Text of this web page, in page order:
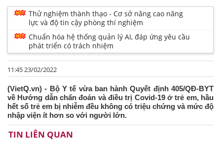
Thử nghiệm thành thạo - Cơ sở nâng cao năng
lực và độ tin cậy phòng thí nghiệm
Chuẩn hóa hệ thống quản lý AI, đáp ứng yêu cầu
phát triển có trách nhiệm
11:45 23/02/2022
(VietQ.vn) - Bộ Y tế vừa ban hành Quyết định 405/QĐ-BYT
về Hướng dẫn chẩn đoán và điều trị Covid-19 ở trẻ em, hầu
hết số trẻ em bị nhiễm đều không có triệu chứng và mức độ
nhập viện ít hơn so với người lớn.
TIN LIÊN QUAN